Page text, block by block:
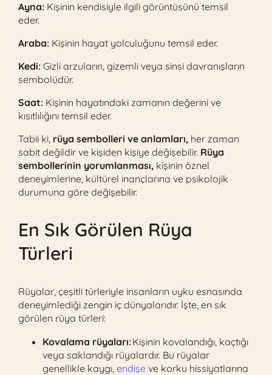
Ayna: Kişinin kendisiyle ilgili görüntüsünü temsil
eder.
Araba: Kişinin hayat yolculuğunu temsil eder.
Kedi: Gizli arzuların, gizemli veya sinsi davranışların
sembolüdür.
Saat: Kişinin hayatındaki zamanın değerini ve
kısıtlılığını temsil eder.
Tabii ki, rüya sembolleri ve anlamları, her zaman
sabit değildir ve kişiden kişiye değişebilir. Rüya
sembollerinin yorumlanması, kişinin öznel
deneyimlerine, kültürel inançlarına ve psikolojik
durumuna göre değişebilir.
En Sık Görülen Rüya
Türleri
Rüyalar, çeşitli türleriyle insanların uyku esnasında
deneyimlediği zengin iç dünyalarıdır. İşte, en sık
görülen rüya türleri:
Kovalama rüyaları:Kişinin kovalandığı, kaçtığı
veya saklandığı rüyalardır. Bu rüyalar
genellikle kaygı, endişe ve korku hissiyatlarına